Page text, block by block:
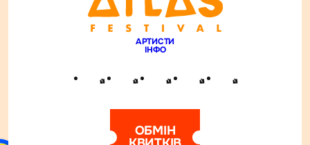
АРТИСТИ
ІНФО
ОБМІН